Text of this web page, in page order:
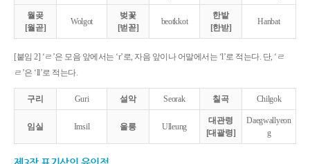
월곶
[월곧]
Wolgot
벚꽃
[벋꼳]
beotkkot
한밭
[한받]
Hanbat
[붙임 2] ‘ㄹ’은 모음 앞에서는 ‘r’로, 자음 앞이나 어말에서는 ‘l’로 적는다. 단, ‘ㄹ
ㄹ’은 ‘ll’로 적는다.
구리 Guri 설악 Seorak 칠곡 Chilgok
임실 Imsil 울릉 Ulleung
대관령
[대괄령]
Daegwallyeon
g